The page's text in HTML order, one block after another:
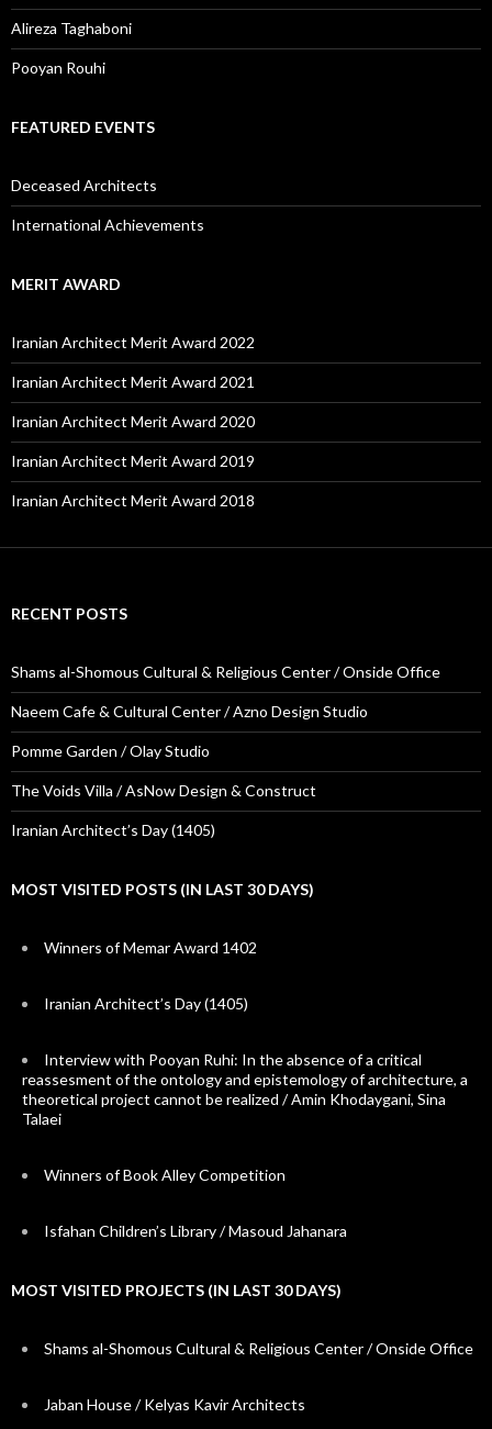
Alireza Taghaboni
Pooyan Rouhi
FEATURED EVENTS
Deceased Architects
International Achievements
MERIT AWARD
Iranian Architect Merit Award 2022
Iranian Architect Merit Award 2021
Iranian Architect Merit Award 2020
Iranian Architect Merit Award 2019
Iranian Architect Merit Award 2018
RECENT POSTS
Shams al-Shomous Cultural & Religious Center / Onside Office
Naeem Cafe & Cultural Center / Azno Design Studio
Pomme Garden / Olay Studio
The Voids Villa / AsNow Design & Construct
Iranian Architect’s Day (1405)
MOST VISITED POSTS (IN LAST 30 DAYS)
Winners of Memar Award 1402
Iranian Architect’s Day (1405)
Interview with Pooyan Ruhi: In the absence of a critical
reassesment of the ontology and epistemology of architecture, a
theoretical project cannot be realized / Amin Khodaygani, Sina
Talaei
Winners of Book Alley Competition
Isfahan Children’s Library / Masoud Jahanara
MOST VISITED PROJECTS (IN LAST 30 DAYS)
Shams al-Shomous Cultural & Religious Center / Onside Office
Jaban House / Kelyas Kavir Architects